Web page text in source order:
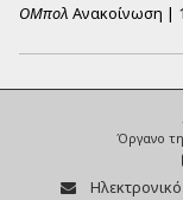
ΟΜπολ Ανακοίνωση |
Όργανο